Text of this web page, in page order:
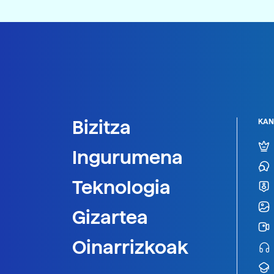
Bizitza
Ingurumena
Teknologia
Gizartea
Oinarrizkoak